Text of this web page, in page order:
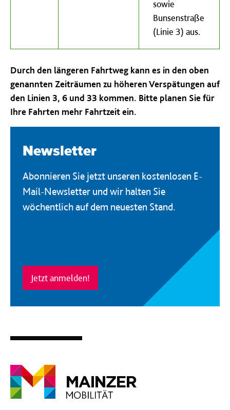
sowie
Bunsenstraße
(Linie 3) aus.
Durch den längeren Fahrtweg kann es in den oben
genannten Zeiträumen zu höheren Verspätungen auf
den Linien 3, 6 und 33 kommen. Bitte planen Sie für
Ihre Fahrten mehr Fahrtzeit ein.
Newsletter
Abonnieren Sie jetzt unseren kostenlosen E-
Mail-Newsletter und wir halten Sie
wöchentlich auf dem neuesten Stand.
Jetzt anmelden!